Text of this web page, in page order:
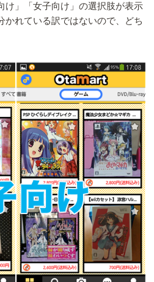
け」「女子向け」の選択肢が表示
かれている訳ではないので、どち